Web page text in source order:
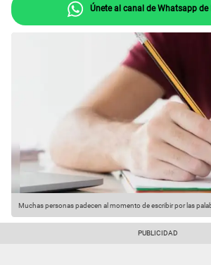
Únete al canal de Whatsapp de
Muchas personas padecen al momento de escribir por las